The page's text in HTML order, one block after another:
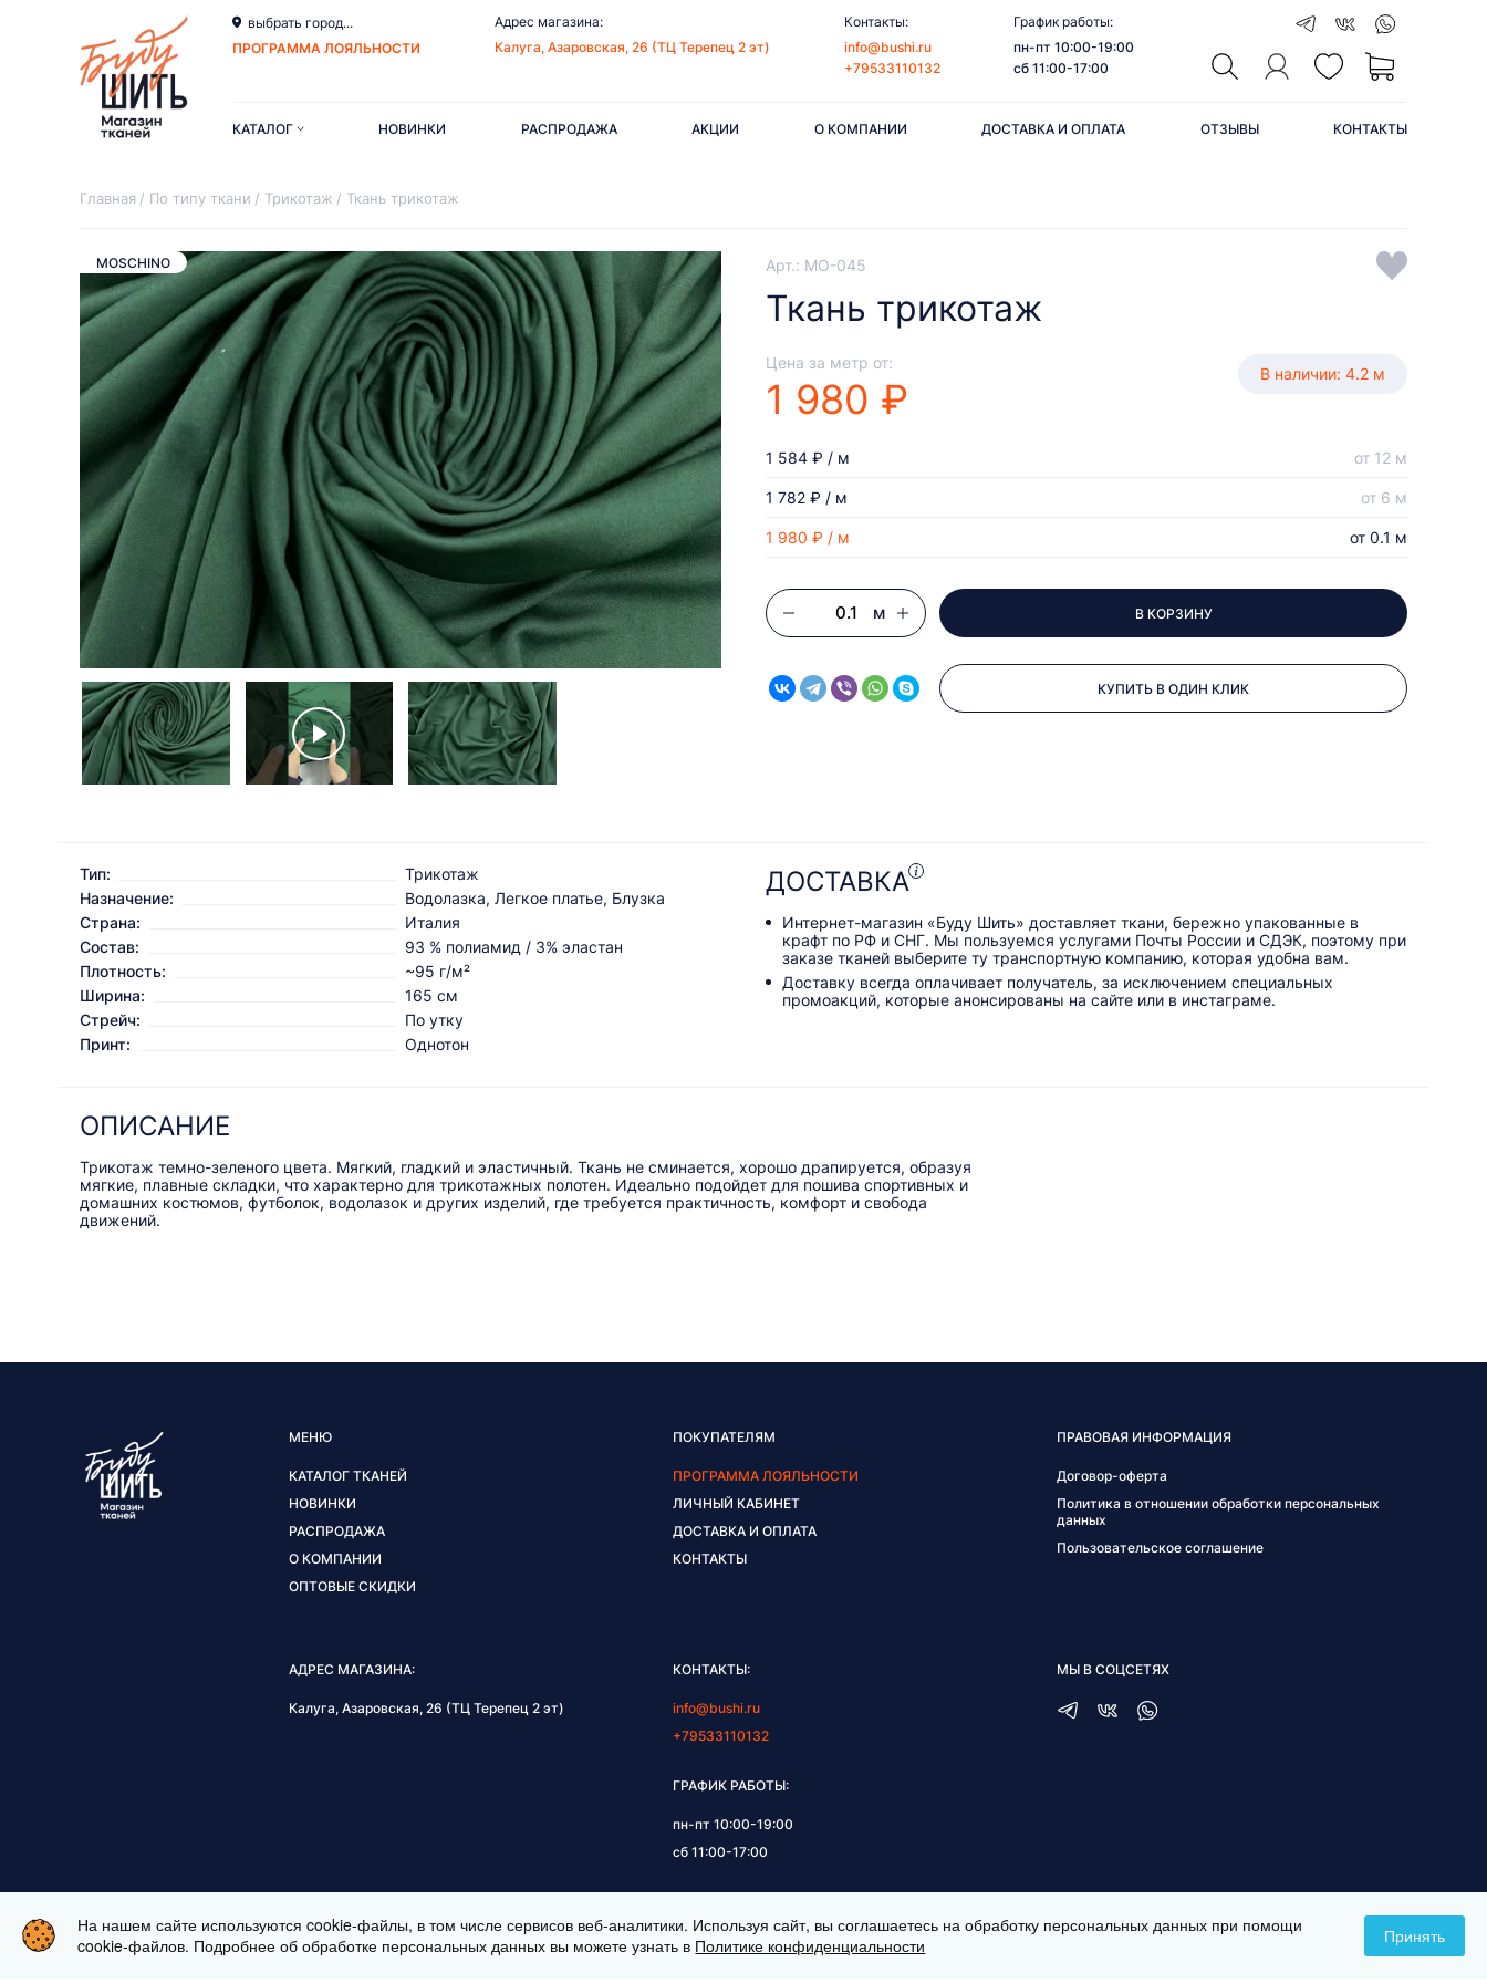
выбрать город...
ПРОГРАММА ЛОЯЛЬНОСТИ
Адрес магазина:
Калуга, Азаровская, 26 (ТЦ Терепец 2 эт)
Контакты:
info@bushi.ru
+79533110132
График работы:
пн-пт 10:00-19:00
сб 11:00-17:00
КАТАЛОГ НОВИНКИ РАСПРОДАЖА АКЦИИ О КОМПАНИИ ДОСТАВКА И ОПЛАТА ОТЗЫВЫ КОНТАКТЫ
Главная По типу ткани Трикотаж Ткань трикотаж
Арт.: MO-045
Ткань трикотаж
Цена за метр от:
1 980 ₽
В наличии: 4.2 м
1 980 ₽ / м от 0.1 м
1 782 ₽ / м от 6 м
1 584 ₽ / м от 12 м
м В КОРЗИНУ
КУПИТЬ В ОДИН КЛИК
MOSCHINO
Тип:
Трикотаж
Назначение:
Водолазка, Легкое платье, Блузка
Страна:
Италия
Состав:
93 % полиамид / 3% эластан
Плотность:
~95 г/м²
Ширина:
165 см
Стрейч:
По утку
Принт:
Однотон
ДОСТАВКА
Интернет-магазин «Буду Шить» доставляет ткани, бережно упакованные в
крафт по РФ и СНГ. Мы пользуемся услугами Почты России и СДЭК, поэтому при
заказе тканей выберите ту транспортную компанию, которая удобна вам.
Доставку всегда оплачивает получатель, за исключением специальных
промоакций, которые анонсированы на сайте или в инстаграме.
ОПИСАНИЕ
Трикотаж темно-зеленого цвета. Мягкий, гладкий и эластичный. Ткань не сминается, хорошо драпируется, образуя
мягкие, плавные складки, что характерно для трикотажных полотен. Идеально подойдет для пошива спортивных и
домашних костюмов, футболок, водолазок и других изделий, где требуется практичность, комфорт и свобода
движений.
МЕНЮ
КАТАЛОГ ТКАНЕЙ
НОВИНКИ
РАСПРОДАЖА
О КОМПАНИИ
ОПТОВЫЕ СКИДКИ
ПОКУПАТЕЛЯМ
ПРОГРАММА ЛОЯЛЬНОСТИ
ЛИЧНЫЙ КАБИНЕТ
ДОСТАВКА И ОПЛАТА
КОНТАКТЫ
ПРАВОВАЯ ИНФОРМАЦИЯ
Договор-оферта
Политика в отношении обработки персональных
данных
Пользовательское соглашение
АДРЕС МАГАЗИНА:
Калуга, Азаровская, 26 (ТЦ Терепец 2 эт)
КОНТАКТЫ:
info@bushi.ru
+79533110132
ГРАФИК РАБОТЫ:
пн-пт 10:00-19:00
сб 11:00-17:00
МЫ В СОЦСЕТЯХ
ИНТЕРНЕТ МАГАЗИН ТКАНЕЙ BUSHI.RU. ВСЕ ПРАВА ЗАЩИЩЕНЫ © 2026 ITESCORT;
На нашем сайте используются cookie-файлы, в том числе сервисов веб-аналитики. Используя сайт, вы соглашаетесь на обработку персональных данных при помощи
cookie-файлов. Подробнее об обработке персональных данных вы можете узнать в Политике конфиденциальности Принять